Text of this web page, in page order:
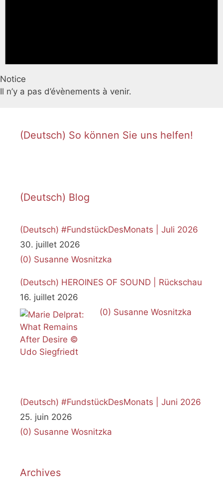
Notice
Il n’y a pas d’évènements à venir.
(Deutsch) So können Sie uns helfen!
(Deutsch) Blog
(Deutsch) #FundstückDesMonats | Juli 2026
30. juillet 2026
(0) Susanne Wosnitzka
(Deutsch) HEROINES OF SOUND | Rückschau
16. juillet 2026
(0) Susanne Wosnitzka
(Deutsch) #FundstückDesMonats | Juni 2026
25. juin 2026
(0) Susanne Wosnitzka
Archives